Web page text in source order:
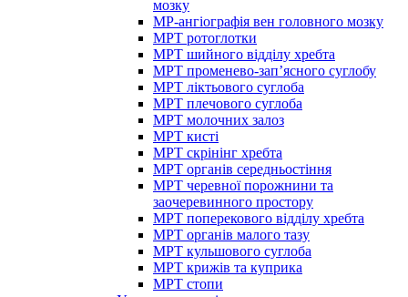
мозку
МР-ангіографія вен головного мозку
МРТ ротоглотки
МРТ шийного відділу хребта
МРТ променево-зап’ясного суглобу
МРТ ліктьового суглоба
МРТ плечового суглоба
МРТ молочних залоз
МРТ кисті
МРТ скрінінг хребта
МРТ органів середньостіння
МРТ черевної порожнини та
заочеревинного простору
МРТ поперекового відділу хребта
МРТ органів малого тазу
МРТ кульшового суглоба
МРТ крижів та куприка
МРТ стопи